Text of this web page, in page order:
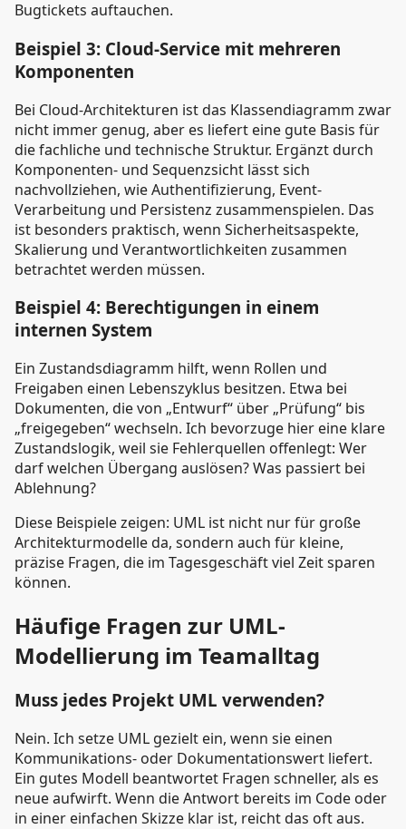
Bugtickets auftauchen.
Beispiel 3: Cloud-Service mit mehreren
Komponenten
Bei Cloud-Architekturen ist das Klassendiagramm zwar
nicht immer genug, aber es liefert eine gute Basis für
die fachliche und technische Struktur. Ergänzt durch
Komponenten- und Sequenzsicht lässt sich
nachvollziehen, wie Authentifizierung, Event-
Verarbeitung und Persistenz zusammenspielen. Das
ist besonders praktisch, wenn Sicherheitsaspekte,
Skalierung und Verantwortlichkeiten zusammen
betrachtet werden müssen.
Beispiel 4: Berechtigungen in einem
internen System
Ein Zustandsdiagramm hilft, wenn Rollen und
Freigaben einen Lebenszyklus besitzen. Etwa bei
Dokumenten, die von „Entwurf“ über „Prüfung“ bis
„freigegeben“ wechseln. Ich bevorzuge hier eine klare
Zustandslogik, weil sie Fehlerquellen offenlegt: Wer
darf welchen Übergang auslösen? Was passiert bei
Ablehnung?
Diese Beispiele zeigen: UML ist nicht nur für große
Architekturmodelle da, sondern auch für kleine,
präzise Fragen, die im Tagesgeschäft viel Zeit sparen
können.
Häufige Fragen zur UML-
Modellierung im Teamalltag
Muss jedes Projekt UML verwenden?
Nein. Ich setze UML gezielt ein, wenn sie einen
Kommunikations- oder Dokumentationswert liefert.
Ein gutes Modell beantwortet Fragen schneller, als es
neue aufwirft. Wenn die Antwort bereits im Code oder
in einer einfachen Skizze klar ist, reicht das oft aus.